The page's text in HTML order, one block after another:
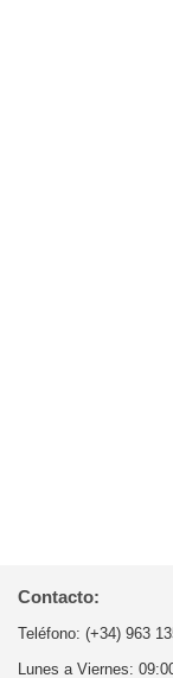
Contacto:
Teléfono: (+34) 963
Lunes a Viernes: